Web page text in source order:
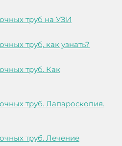
труб на УЗИ
труб, как узнать?
труб. Как
труб. Лапароскопия.
труб. Лечение